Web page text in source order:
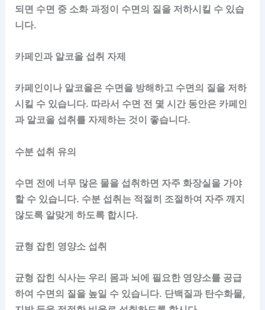
되면 수면 중 소화 과정이 수면의 질을 저하시킬 수 있습
니다.
카페인과 알코올 섭취 자제
카페인이나 알코올은 수면을 방해하고 수면의 질을 저하
시킬 수 있습니다. 따라서 수면 전 몇 시간 동안은 카페인
과 알코올 섭취를 자제하는 것이 좋습니다.
수분 섭취 유의
수면 전에 너무 많은 물을 섭취하면 자주 화장실을 가야
할 수 있습니다. 수분 섭취는 적절히 조절하여 자주 깨지
않도록 알맞게 하도록 합시다.
균형 잡힌 영양소 섭취
균형 잡힌 식사는 우리 몸과 뇌에 필요한 영양소를 공급
하여 수면의 질을 높일 수 있습니다. 단백질과 탄수화물,